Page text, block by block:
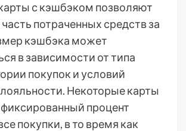
с кэшбэком позволяют
потраченных средств за
кэшбэка может
в зависимости от типа
покупок и условий
Некоторые карты
процент
покупки, в то время как